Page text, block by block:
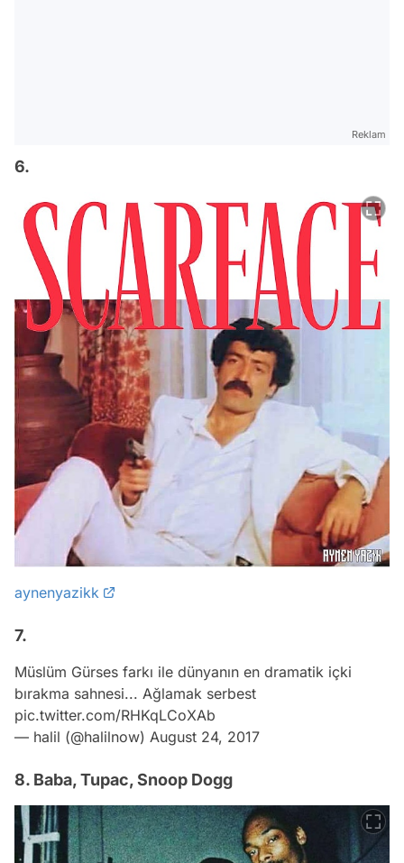
Reklam
6.
aynenyazikk
7.
Müslüm Gürses farkı ile dünyanın en dramatik içki
bırakma sahnesi... Ağlamak serbest
pic.twitter.com/RHKqLCoXAb
— halil (@halilnow) August 24, 2017
8. Baba, Tupac, Snoop Dogg